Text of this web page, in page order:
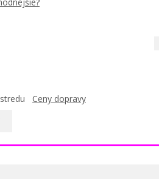
Ceny dopravy